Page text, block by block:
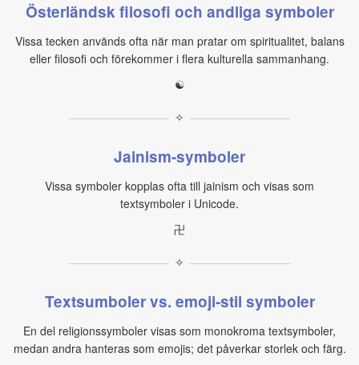
Österländsk filosofi och andliga symboler
Vissa tecken används ofta när man pratar om spiritualitet, balans
eller filosofi och förekommer i flera kulturella sammanhang.
☯
✧
Jainism‑symboler
Vissa symboler kopplas ofta till jainism och visas som
textsymboler i Unicode.
卍
✧
Textsumboler vs. emoji‑stil symboler
En del religionssymboler visas som monokroma textsymboler,
medan andra hanteras som emojis; det påverkar storlek och färg.